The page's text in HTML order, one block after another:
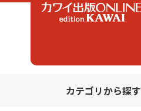
カテゴリから探す